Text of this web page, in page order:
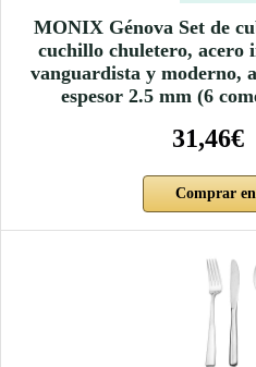
MONIX Génova Set de
cuchillo chuletero, acero
vanguardista y moderno,
espesor 2.5 mm (6
31,46€
Comprar